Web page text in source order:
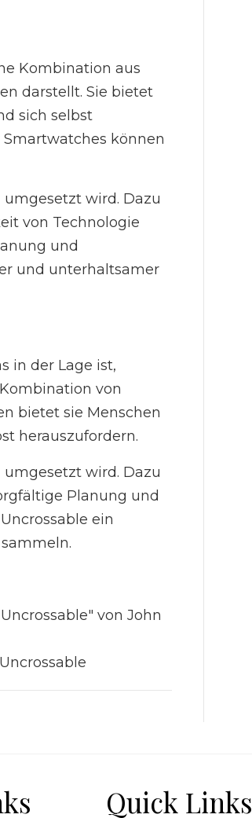
Kombination aus
darstellt. Sie bietet
sich selbst
Smartwatches können
umgesetzt wird. Dazu
von Technologie
und
und unterhaltsamer
in der Lage ist,
von
bietet sie Menschen
herauszufordern.
umgesetzt wird. Dazu
Planung und
ein
von John
Quick Links